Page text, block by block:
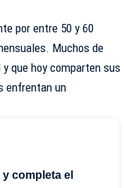
por entre 50 y 60
Muchos de
que hoy comparten sus
enfrentan un
completa el